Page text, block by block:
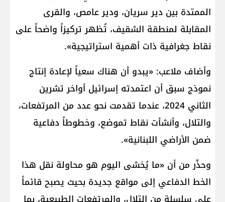
الممتدة بين دير سريان، ودير عامص، والقرى
المقابلة لمنطقة الشقيف، تُظهر تركيزاً واضحاً على
نقاط جغرافية ذات أهمية استراتيجية».
وأضاف ملاعب: «يبدو أن هناك سعياً لإعادة إنتاج
نموذج سبق أن اعتمدته إسرائيل أواخر تشرين
الثاني 2024، عندما تقدمت نحو عدد من المرتفعات،
والتلال، وأنشأت نقاط تموضع، وخطوطاً دفاعية
ضمن الأراضي اللبنانية».
وحذّر من أن «ما يُخشى اليوم هو محاولة نقل هذا
الخط الدفاعي إلى مواقع جديدة بحيث يصبح قائماً